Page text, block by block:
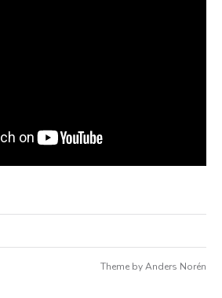
Theme byAnders Norén